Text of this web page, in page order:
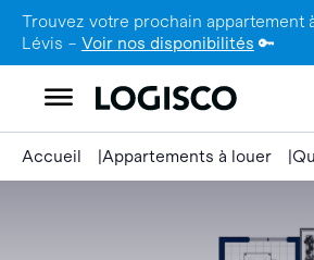
Trouvez votre prochain appartement
Lévis – Voir nos disponibilités 🔑
Accueil Appartements à louer